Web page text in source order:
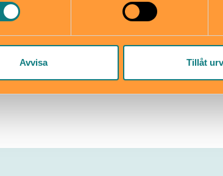
Avvisa Tillåt
ekonomiskamuseet.se
Till webbplats